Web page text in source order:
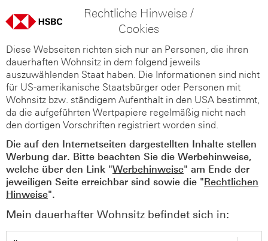
Rechtliche Hinweise /
Cookies
Diese Webseiten richten sich nur an Personen, die ihren
dauerhaften Wohnsitz in dem folgend jeweils
auszuwählenden Staat haben. Die Informationen sind nicht
für US-amerikanische Staatsbürger oder Personen mit
Wohnsitz bzw. ständigem Aufenthalt in den USA bestimmt,
da die aufgeführten Wertpapiere regelmäßig nicht nach
den dortigen Vorschriften registriert worden sind.
Die auf den Internetseiten dargestellten Inhalte stellen
Werbung dar. Bitte beachten Sie die Werbehinweise,
welche über den Link "Werbehinweise" am Ende der
jeweiligen Seite erreichbar sind sowie die "Rechtlichen
Hinweise".
Mein dauerhafter Wohnsitz befindet sich in: